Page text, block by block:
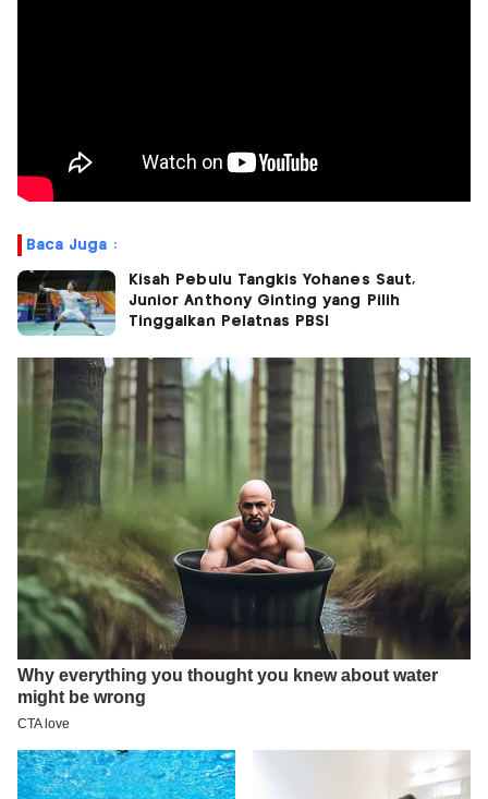
Baca Juga :
Kisah Pebulu Tangkis Yohanes Saut,
Junior Anthony Ginting yang Pilih
Tinggalkan Pelatnas PBSI